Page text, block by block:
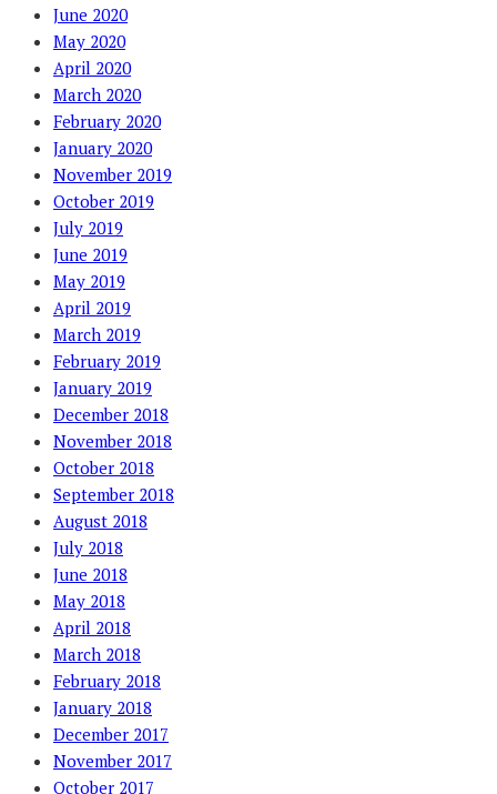
June 2020
May 2020
April 2020
March 2020
February 2020
January 2020
November 2019
October 2019
July 2019
June 2019
May 2019
April 2019
March 2019
February 2019
January 2019
December 2018
November 2018
October 2018
September 2018
August 2018
July 2018
June 2018
May 2018
April 2018
March 2018
February 2018
January 2018
December 2017
November 2017
October 2017